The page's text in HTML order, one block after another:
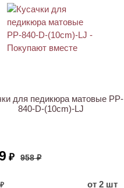
для педикюра матовые PP-
840-D-(10cm)-LJ
₽ 958 ₽
₽ от 2 шт